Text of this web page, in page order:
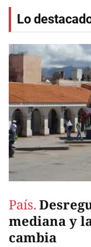
Lo
País.
mediana y
cambia